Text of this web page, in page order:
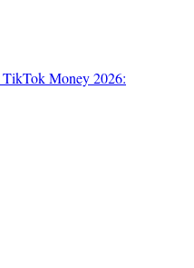
TikTok Money 2026: